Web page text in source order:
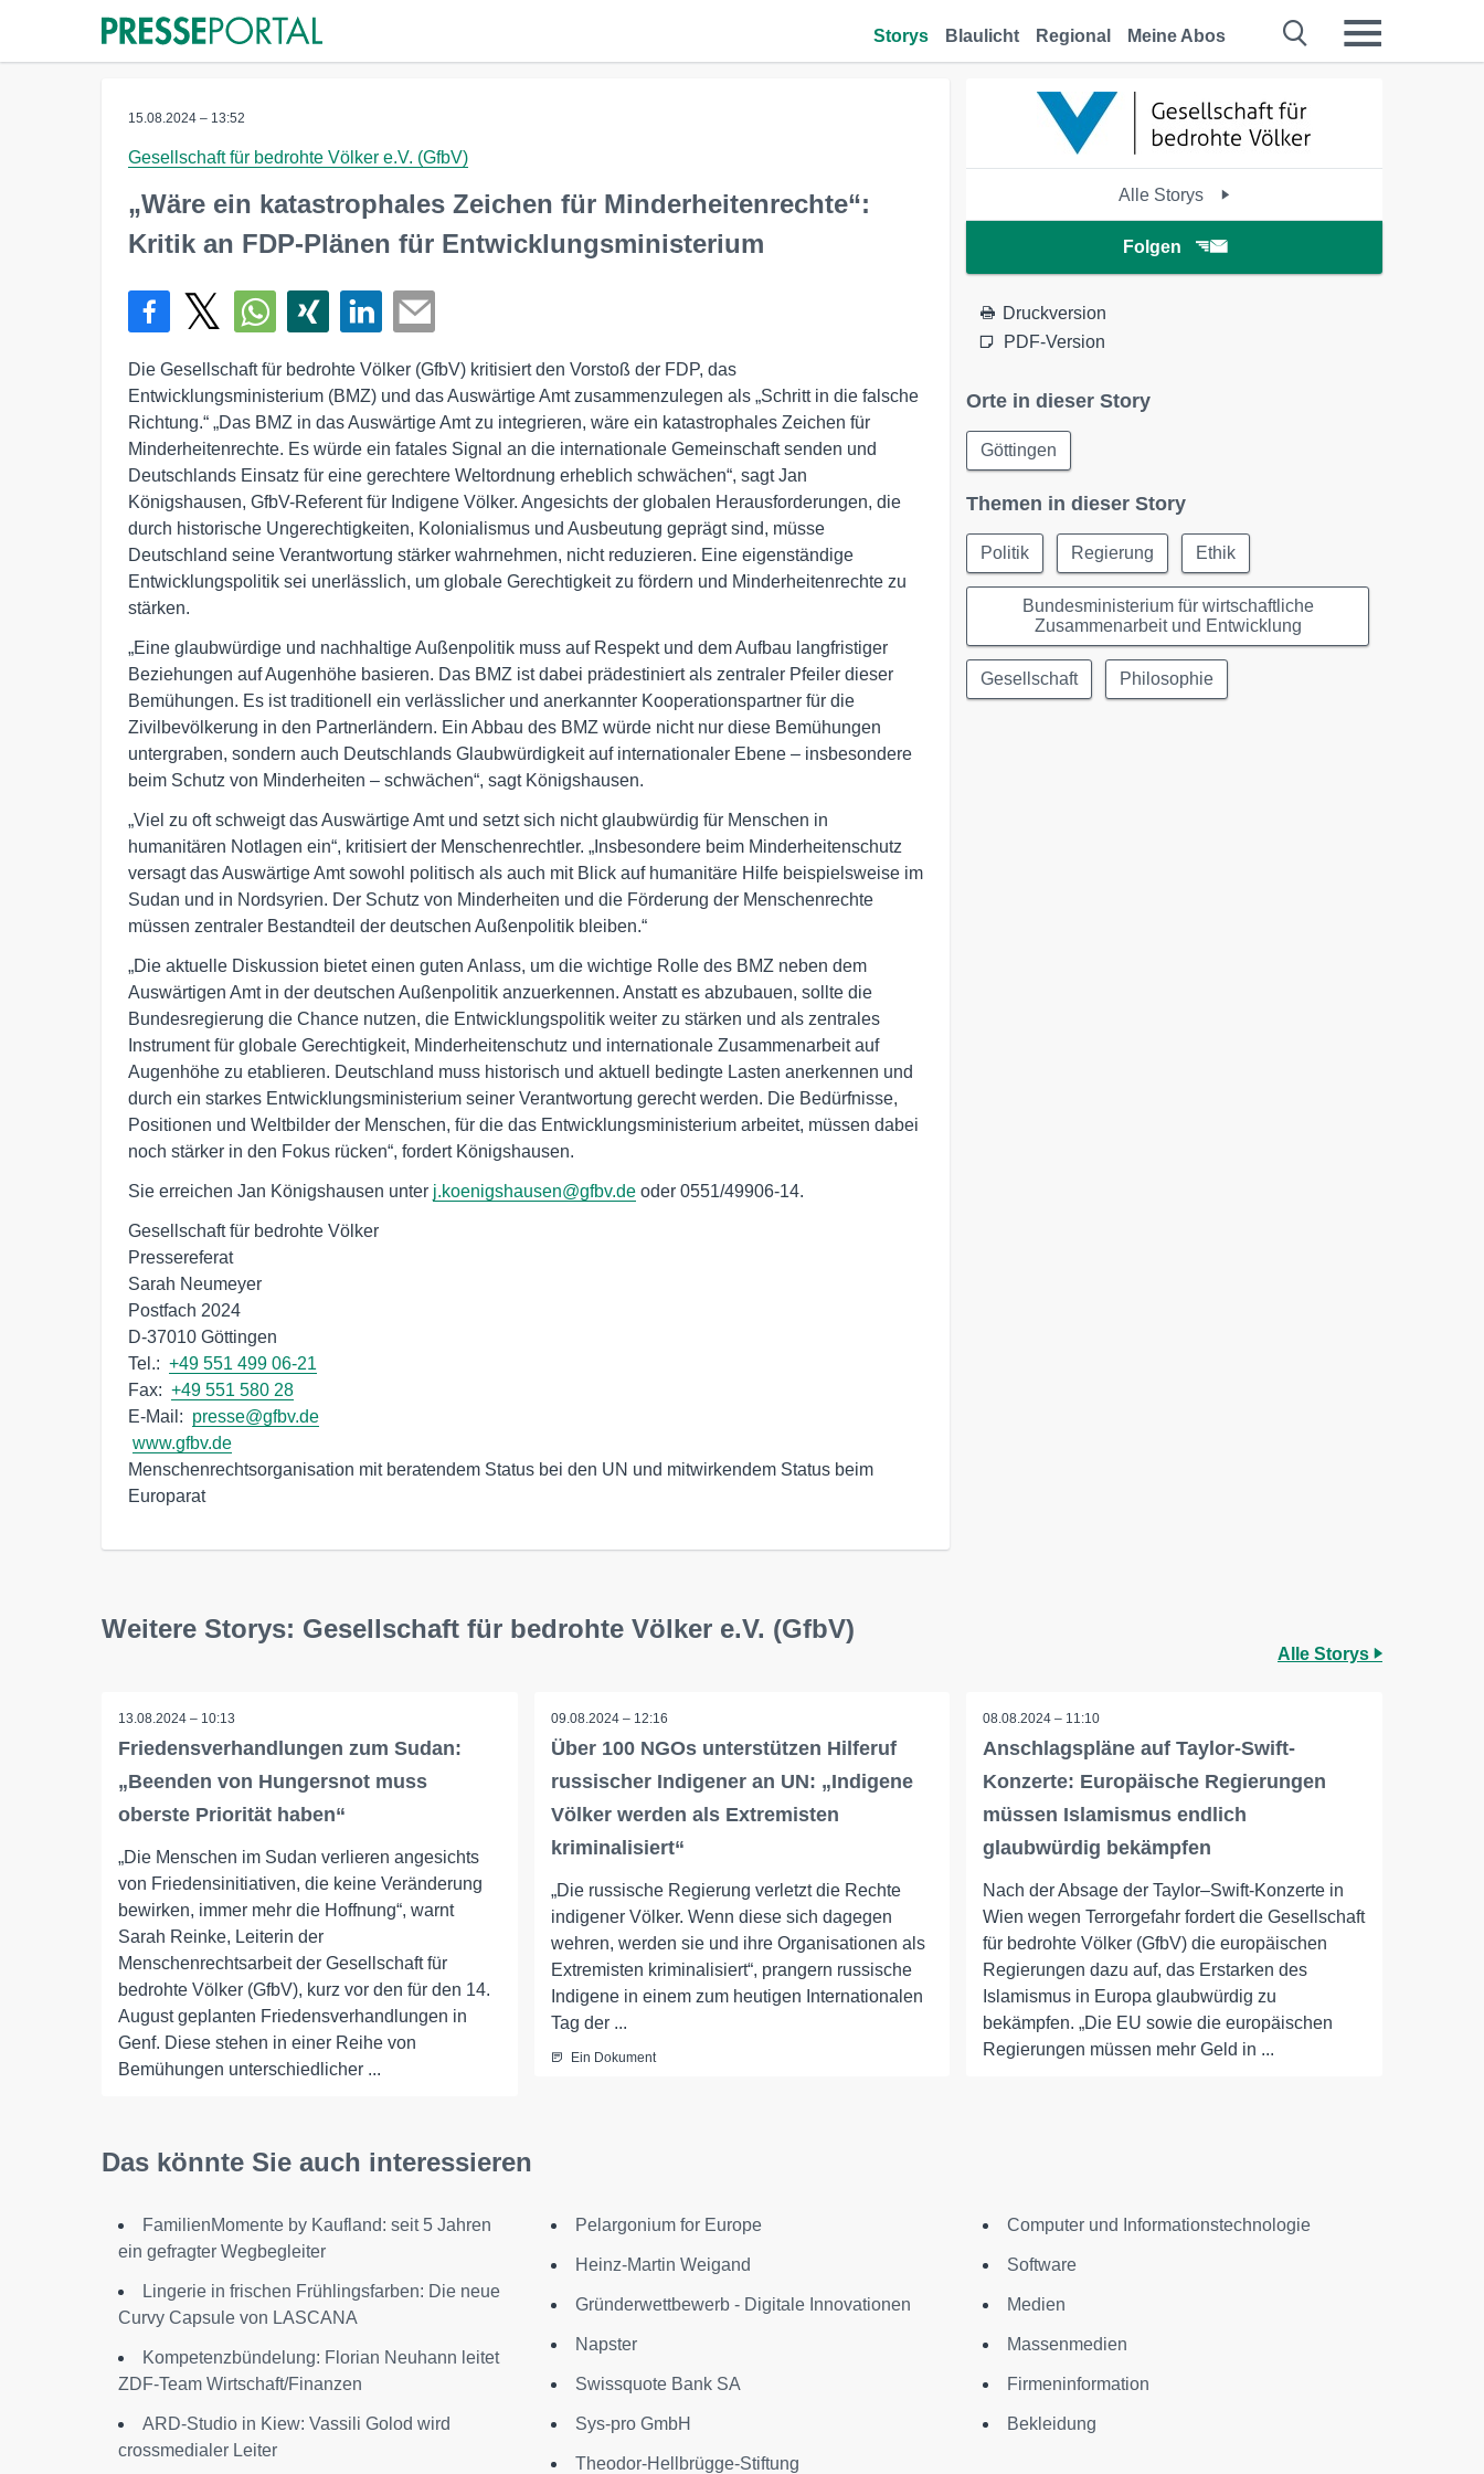
Storys Blaulicht Regional Meine Abos
15.08.2024 – 13:52
Gesellschaft für bedrohte Völker e.V. (GfbV)
„Wäre ein katastrophales Zeichen für Minderheitenrechte“:
Kritik an FDP-Plänen für Entwicklungsministerium
Die Gesellschaft für bedrohte Völker (GfbV) kritisiert den Vorstoß der FDP, das
Entwicklungsministerium (BMZ) und das Auswärtige Amt zusammenzulegen als „Schritt in die falsche
Richtung.“ „Das BMZ in das Auswärtige Amt zu integrieren, wäre ein katastrophales Zeichen für
Minderheitenrechte. Es würde ein fatales Signal an die internationale Gemeinschaft senden und
Deutschlands Einsatz für eine gerechtere Weltordnung erheblich schwächen“, sagt Jan
Königshausen, GfbV-Referent für Indigene Völker. Angesichts der globalen Herausforderungen, die
durch historische Ungerechtigkeiten, Kolonialismus und Ausbeutung geprägt sind, müsse
Deutschland seine Verantwortung stärker wahrnehmen, nicht reduzieren. Eine eigenständige
Entwicklungspolitik sei unerlässlich, um globale Gerechtigkeit zu fördern und Minderheitenrechte zu
stärken.
„Eine glaubwürdige und nachhaltige Außenpolitik muss auf Respekt und dem Aufbau langfristiger
Beziehungen auf Augenhöhe basieren. Das BMZ ist dabei prädestiniert als zentraler Pfeiler dieser
Bemühungen. Es ist traditionell ein verlässlicher und anerkannter Kooperationspartner für die
Zivilbevölkerung in den Partnerländern. Ein Abbau des BMZ würde nicht nur diese Bemühungen
untergraben, sondern auch Deutschlands Glaubwürdigkeit auf internationaler Ebene – insbesondere
beim Schutz von Minderheiten – schwächen“, sagt Königshausen.
„Viel zu oft schweigt das Auswärtige Amt und setzt sich nicht glaubwürdig für Menschen in
humanitären Notlagen ein“, kritisiert der Menschenrechtler. „Insbesondere beim Minderheitenschutz
versagt das Auswärtige Amt sowohl politisch als auch mit Blick auf humanitäre Hilfe beispielsweise im
Sudan und in Nordsyrien. Der Schutz von Minderheiten und die Förderung der Menschenrechte
müssen zentraler Bestandteil der deutschen Außenpolitik bleiben.“
„Die aktuelle Diskussion bietet einen guten Anlass, um die wichtige Rolle des BMZ neben dem
Auswärtigen Amt in der deutschen Außenpolitik anzuerkennen. Anstatt es abzubauen, sollte die
Bundesregierung die Chance nutzen, die Entwicklungspolitik weiter zu stärken und als zentrales
Instrument für globale Gerechtigkeit, Minderheitenschutz und internationale Zusammenarbeit auf
Augenhöhe zu etablieren. Deutschland muss historisch und aktuell bedingte Lasten anerkennen und
durch ein starkes Entwicklungsministerium seiner Verantwortung gerecht werden. Die Bedürfnisse,
Positionen und Weltbilder der Menschen, für die das Entwicklungsministerium arbeitet, müssen dabei
noch stärker in den Fokus rücken“, fordert Königshausen.
Sie erreichen Jan Königshausen unter j.koenigshausen@gfbv.de oder 0551/49906-14.
Gesellschaft für bedrohte Völker
Pressereferat
Sarah Neumeyer
Postfach 2024
D-37010 Göttingen
Tel.: +49 551 499 06-21
Fax: +49 551 580 28
E-Mail: presse@gfbv.de
www.gfbv.de
Menschenrechtsorganisation mit beratendem Status bei den UN und mitwirkendem Status beim
Europarat
Alle Storys
Folgen
Druckversion
PDF-Version
Orte in dieser Story
Göttingen
Themen in dieser Story
Politik Regierung Ethik
Bundesministerium für wirtschaftliche
Zusammenarbeit und Entwicklung
Gesellschaft Philosophie
Weitere Storys: Gesellschaft für bedrohte Völker e.V. (GfbV)
Alle Storys
13.08.2024 – 10:13
Friedensverhandlungen zum Sudan:
„Beenden von Hungersnot muss
oberste Priorität haben“
„Die Menschen im Sudan verlieren angesichts
von Friedensinitiativen, die keine Veränderung
bewirken, immer mehr die Hoffnung“, warnt
Sarah Reinke, Leiterin der
Menschenrechtsarbeit der Gesellschaft für
bedrohte Völker (GfbV), kurz vor den für den 14.
August geplanten Friedensverhandlungen in
Genf. Diese stehen in einer Reihe von
Bemühungen unterschiedlicher ...
09.08.2024 – 12:16
Über 100 NGOs unterstützen Hilferuf
russischer Indigener an UN: „Indigene
Völker werden als Extremisten
kriminalisiert“
„Die russische Regierung verletzt die Rechte
indigener Völker. Wenn diese sich dagegen
wehren, werden sie und ihre Organisationen als
Extremisten kriminalisiert“, prangern russische
Indigene in einem zum heutigen Internationalen
Tag der ...
Ein Dokument
08.08.2024 – 11:10
Anschlagspläne auf Taylor-Swift-
Konzerte: Europäische Regierungen
müssen Islamismus endlich
glaubwürdig bekämpfen
Nach der Absage der Taylor–Swift-Konzerte in
Wien wegen Terrorgefahr fordert die Gesellschaft
für bedrohte Völker (GfbV) die europäischen
Regierungen dazu auf, das Erstarken des
Islamismus in Europa glaubwürdig zu
bekämpfen. „Die EU sowie die europäischen
Regierungen müssen mehr Geld in ...
Das könnte Sie auch interessieren
FamilienMomente by Kaufland: seit 5 Jahren
ein gefragter Wegbegleiter
Lingerie in frischen Frühlingsfarben: Die neue
Curvy Capsule von LASCANA
Kompetenzbündelung: Florian Neuhann leitet
ZDF-Team Wirtschaft/Finanzen
ARD-Studio in Kiew: Vassili Golod wird
crossmedialer Leiter
Pelargonium for Europe
Heinz-Martin Weigand
Gründerwettbewerb - Digitale Innovationen
Napster
Swissquote Bank SA
Sys-pro GmbH
Theodor-Hellbrügge-Stiftung
Computer und Informationstechnologie
Software
Medien
Massenmedien
Firmeninformation
Bekleidung